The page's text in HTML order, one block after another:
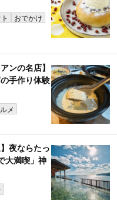
おでかけ
ンの名店】
手作り体験
メ
夜ならたっ
大満喫」神